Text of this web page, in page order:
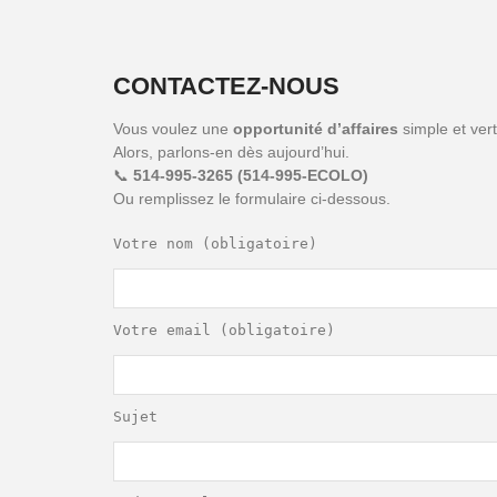
CONTACTEZ-NOUS
Vous voulez une opportunité d’affaires simple et
Alors, parlons-en dès aujourd’hui.
📞 514-995-3265 (514-995-ECOLO)
Ou remplissez le formulaire ci-dessous.
Votre nom (obligatoire)
Votre email (obligatoire)
Sujet